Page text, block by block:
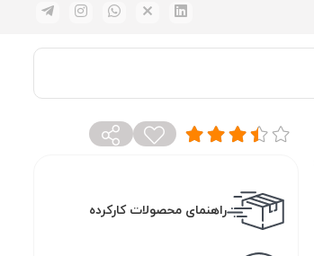
راهنمای محصولات کارکرده